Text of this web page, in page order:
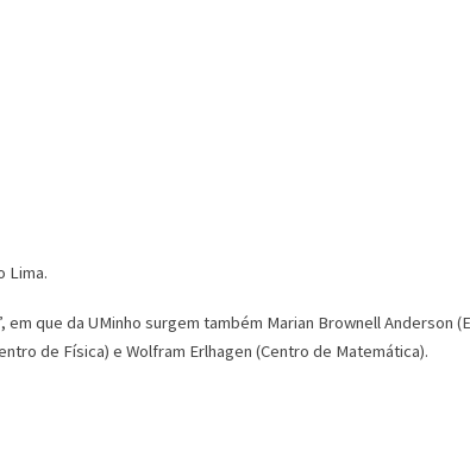
Lima.
em que da UMinho surgem também Marian Brownell Anderson
de Física) e Wolfram Erlhagen (Centro de Matemática).